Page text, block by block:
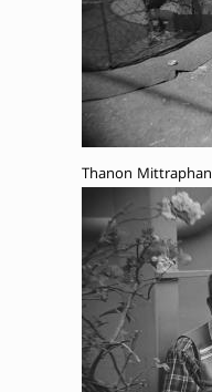
Thanon Mittraphan